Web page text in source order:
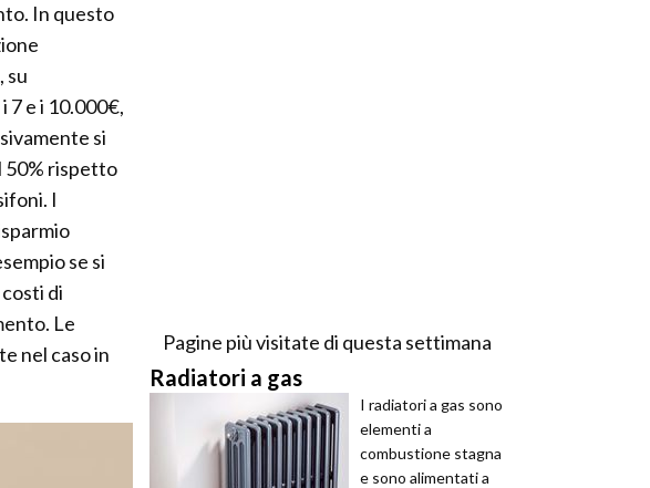
In questo
su
7 e i 10.000€,
si
50% rispetto
I
se si
di
Le
nel caso in
Pagine più visitate di questa settimana
Radiatori a gas
I radiatori a gas sono
elementi a
combustione stagna
e sono alimentati a